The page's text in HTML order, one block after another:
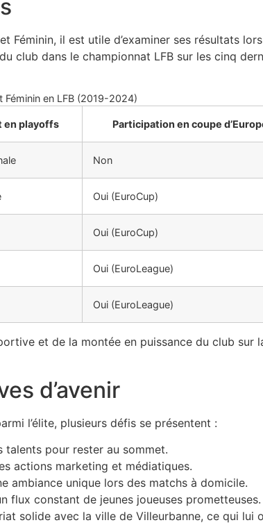
Féminin, il est utile d’examiner ses résultats
club dans le championnat LFB sur les cinq
Féminin en LFB (2019-2024)
en playoffs Participation en coupe
Non
Oui (EuroCup)
Oui (EuroCup)
Oui (EuroLeague)
Oui (EuroLeague)
et de la montée en puissance du club sur
d’avenir
l’élite, plusieurs défis se présentent :
pour rester au sommet.
actions marketing et médiatiques.
ambiance unique lors des matchs à domicile.
flux constant de jeunes joueuses prometteuses.
solide avec la ville de Villeurbanne, ce qui lui